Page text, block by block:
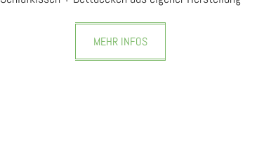
MEHR INFOS